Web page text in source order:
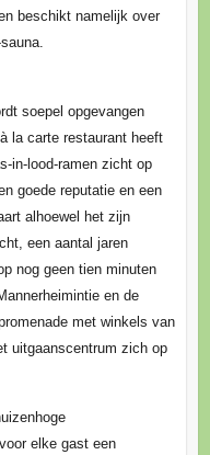
beschikt namelijk over
soepel opgevangen
la carte restaurant heeft
in-lood-ramen zicht op
goede reputatie en een
alhoewel het zijn
een aantal jaren
nog geen tien minuten
en de
met winkels van
uitgaanscentrum zich op
elke gast een